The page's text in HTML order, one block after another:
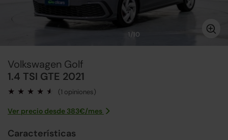
1/10
Volkswagen Golf
1.4 TSI GTE 2021
(1 opiniones)
Ver precio desde 383€/mes
Características